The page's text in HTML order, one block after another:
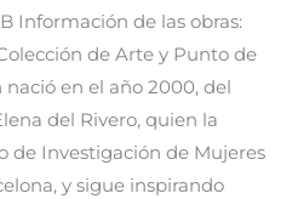
Información de las obras:
de Arte y Punto de
en el año 2000, del
del Rivero, quien la
de Investigación de Mujeres
y sigue inspirando